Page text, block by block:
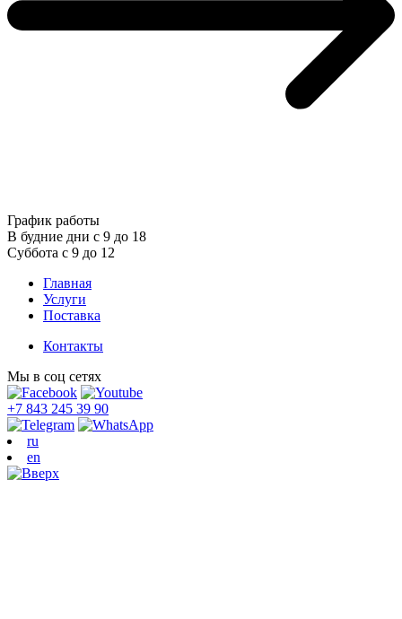
График работы
В будние дни с 9 до 18
Суббота с 9 до 12
Главная
Услуги
Поставка
Контакты
Мы в соц сетях
+7 843 245 39 90
ru
en